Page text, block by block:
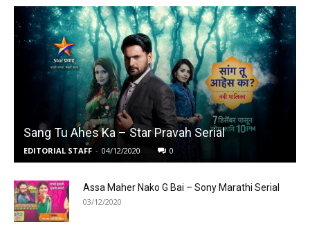
Sang Tu Ahes Ka – Star Pravah Serial
EDITORIAL STAFF - 04/12/2020 0
Assa Maher Nako G Bai – Sony Marathi Serial
03/12/2020